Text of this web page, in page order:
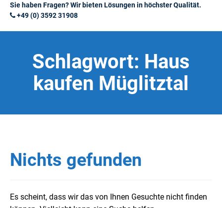
Sie haben Fragen? Wir bieten Lösungen in höchster Qualität.
+49 (0) 3592 31908
Schlagwort: Haus
kaufen Müglitztal
Nichts gefunden
Es scheint, dass wir das von Ihnen Gesuchte nicht finden